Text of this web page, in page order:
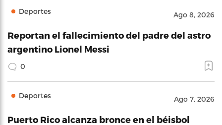
Deportes Ago 8, 2026
Reportan el fallecimiento del padre del astro
argentino Lionel Messi
0
Deportes Ago 7, 2026
Puerto Rico alcanza bronce en el béisbol